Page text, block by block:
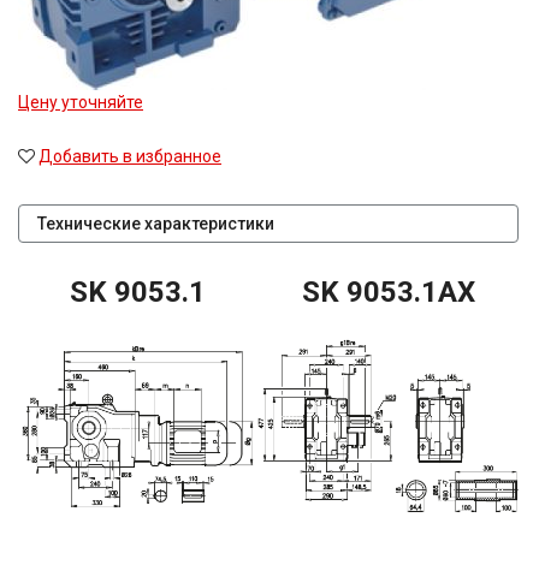
500
750
Цену уточняйте
Добавить в избранное
Технические характеристики
SK 9053.1 SK 9053.1AX